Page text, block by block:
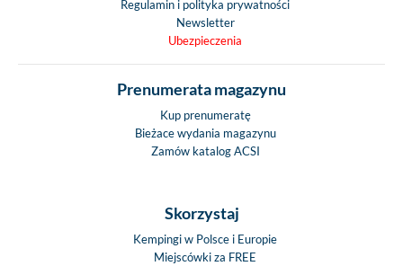
Regulamin i polityka prywatności
Newsletter
Ubezpieczenia
Prenumerata magazynu
Kup prenumeratę
Bieżace wydania magazynu
Zamów katalog ACSI
Skorzystaj
Kempingi w Polsce i Europie
Miejscówki za FREE